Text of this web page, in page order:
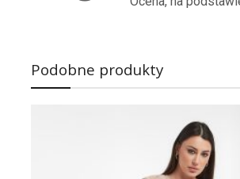
Podobne produkty